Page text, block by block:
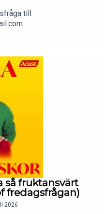
till
så fruktansvärt
fredagsfrågan)
2026